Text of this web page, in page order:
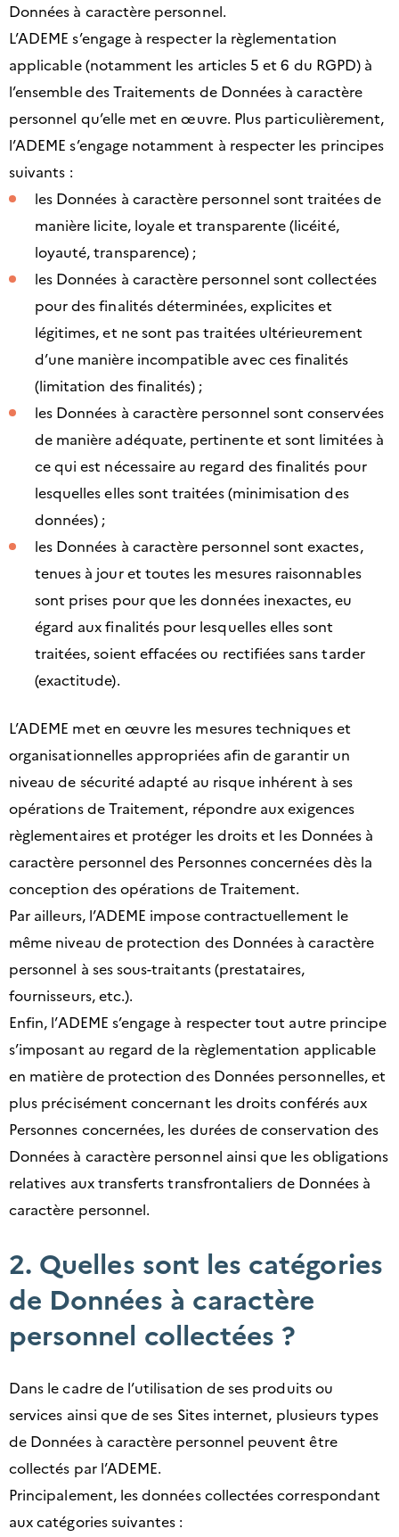
Données à caractère personnel.
L’ADEME s’engage à respecter la règlementation
applicable (notamment les articles 5 et 6 du RGPD) à
l’ensemble des Traitements de Données à caractère
personnel qu’elle met en œuvre. Plus particulièrement,
l’ADEME s’engage notamment à respecter les principes
suivants :
les Données à caractère personnel sont traitées de
manière licite, loyale et transparente (licéité,
loyauté, transparence) ;
les Données à caractère personnel sont collectées
pour des finalités déterminées, explicites et
légitimes, et ne sont pas traitées ultérieurement
d’une manière incompatible avec ces finalités
(limitation des finalités) ;
les Données à caractère personnel sont conservées
de manière adéquate, pertinente et sont limitées à
ce qui est nécessaire au regard des finalités pour
lesquelles elles sont traitées (minimisation des
données) ;
les Données à caractère personnel sont exactes,
tenues à jour et toutes les mesures raisonnables
sont prises pour que les données inexactes, eu
égard aux finalités pour lesquelles elles sont
traitées, soient effacées ou rectifiées sans tarder
(exactitude).
L’ADEME met en œuvre les mesures techniques et
organisationnelles appropriées afin de garantir un
niveau de sécurité adapté au risque inhérent à ses
opérations de Traitement, répondre aux exigences
règlementaires et protéger les droits et les Données à
caractère personnel des Personnes concernées dès la
conception des opérations de Traitement.
Par ailleurs, l’ADEME impose contractuellement le
même niveau de protection des Données à caractère
personnel à ses sous-traitants (prestataires,
fournisseurs, etc.).
Enfin, l’ADEME s’engage à respecter tout autre principe
s’imposant au regard de la règlementation applicable
en matière de protection des Données personnelles, et
plus précisément concernant les droits conférés aux
Personnes concernées, les durées de conservation des
Données à caractère personnel ainsi que les obligations
relatives aux transferts transfrontaliers de Données à
caractère personnel.
2. Quelles sont les catégories
de Données à caractère
personnel collectées ?
Dans le cadre de l’utilisation de ses produits ou
services ainsi que de ses Sites internet, plusieurs types
de Données à caractère personnel peuvent être
collectés par l’ADEME.
Principalement, les données collectées correspondant
aux catégories suivantes :